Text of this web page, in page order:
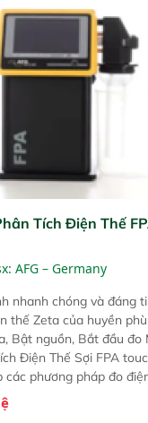
Tích Điện Thế
AFG – Germany
nhanh chóng và đáng
thế Zeta của huyền
Bật nguồn, Bắt đầu đo
Điện Thế Sợi FPA
các phương pháp đo
đã được chứng minh với
tuyệt vời trong thao tác